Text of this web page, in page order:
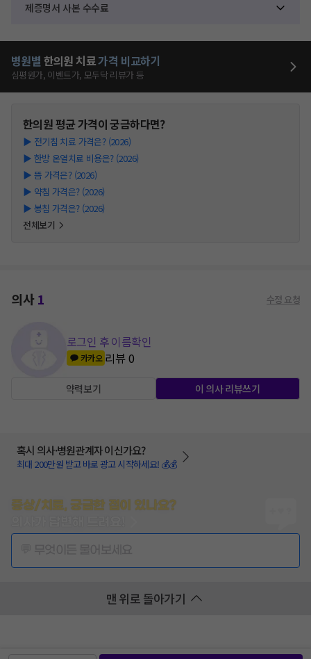
제증명서 사본 수수료
병원별 한의원 치료가격 비교하기
심평원가, 이벤트가, 모두닥 리뷰가 등
한의원평균 가격이 궁금하다면?
▶ 전기침 치료 가격은? (2026)
▶ 한방 온열치료 비용은? (2026)
▶ 뜸 가격은? (2026)
▶ 약침 가격은? (2026)
▶ 봉침 가격은? (2026)
전체보기
의사1 수정 요청
로그인 후 이름확인
카카오 리뷰0
약력보기 이 의사 리뷰쓰기
혹시 의사·병원관계자 이신가요?
최대 200만원 받고 바로 광고 시작하세요! 💰💰
증상/치료, 궁금한 점이 있나요?
맨 위로 돌아가기